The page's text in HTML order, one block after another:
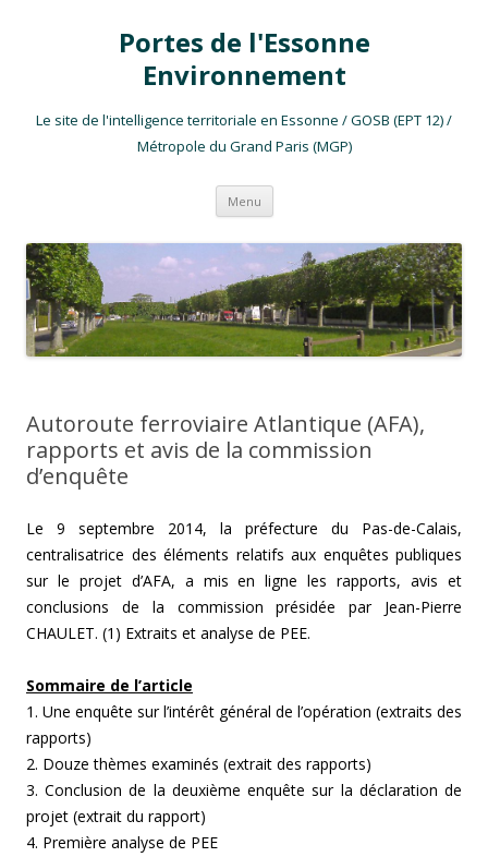
Portes de l'Essonne
Environnement
Le site de l'intelligence territoriale en Essonne / GOSB (EPT 12) /
Métropole du Grand Paris (MGP)
Menu Aller au contenu
Autoroute ferroviaire Atlantique (AFA),
rapports et avis de la commission
d’enquête
Le 9 septembre 2014, la préfecture du Pas-de-Calais,
centralisatrice des éléments relatifs aux enquêtes publiques
sur le projet d’AFA, a mis en ligne les rapports, avis et
conclusions de la commission présidée par Jean-Pierre
CHAULET. (1) Extraits et analyse de PEE.
Sommaire de l’article
1. Une enquête sur l’intérêt général de l’opération (extraits des
rapports)
2. Douze thèmes examinés (extrait des rapports)
3. Conclusion de la deuxième enquête sur la déclaration de
projet (extrait du rapport)
4. Première analyse de PEE